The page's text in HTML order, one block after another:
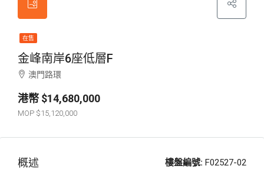
在售
金峰南岸6座低層F
澳門路環
$14,680,000
$15,120,000
概述 樓盤編號: F02527-02